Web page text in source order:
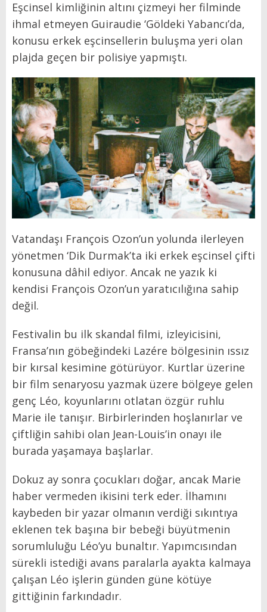
Eşcinsel kimliğinin altını çizmeyi her filminde
ihmal etmeyen Guiraudie ‘Göldeki Yabancı’da,
konusu erkek eşcinsellerin buluşma yeri olan
plajda geçen bir polisiye yapmıştı.
Vatandaşı François Ozon’un yolunda ilerleyen
yönetmen ‘Dik Durmak’ta iki erkek eşcinsel çifti
konusuna dâhil ediyor. Ancak ne yazık ki
kendisi François Ozon’un yaratıcılığına sahip
değil.
Festivalin bu ilk skandal filmi, izleyicisini,
Fransa’nın göbeğindeki Lazére bölgesinin ıssız
bir kırsal kesimine götürüyor. Kurtlar üzerine
bir film senaryosu yazmak üzere bölgeye gelen
genç Léo, koyunlarını otlatan özgür ruhlu
Marie ile tanışır. Birbirlerinden hoşlanırlar ve
çiftliğin sahibi olan Jean-Louis’in onayı ile
burada yaşamaya başlarlar.
Dokuz ay sonra çocukları doğar, ancak Marie
haber vermeden ikisini terk eder. İlhamını
kaybeden bir yazar olmanın verdiği sıkıntıya
eklenen tek başına bir bebeği büyütmenin
sorumluluğu Léo’yu bunaltır. Yapımcısından
sürekli istediği avans paralarla ayakta kalmaya
çalışan Léo işlerin günden güne kötüye
gittiğinin farkındadır.